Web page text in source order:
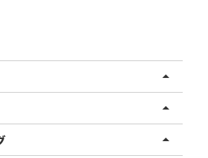
arrow_drop_up
arrow_drop_up
arrow_drop_up